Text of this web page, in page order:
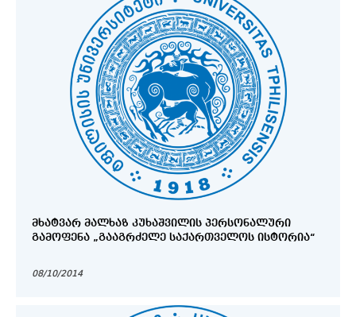
ᲛᲮᲐᲢᲕᲐᲠ ᲛᲐᲚᲮᲐᲖ ᲙᲣᲮᲐᲨᲕᲘᲚᲘᲡ ᲞᲔᲠᲡᲝᲜᲐᲚᲣᲠᲘ
ᲒᲐᲛᲝᲤᲔᲜᲐ „ᲒᲐᲐᲒᲠᲫᲔᲚᲔ ᲡᲐᲥᲐᲠᲗᲕᲔᲚᲝᲡ ᲘᲡᲢᲝᲠᲘᲐ“
08/10/2014